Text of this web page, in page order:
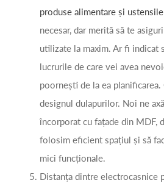
produse alimentare și
necesar, dar merită să te
utilizate la maxim. Ar fi indicat
lucrurile de care vei avea
poornești de la ea
designul dulapurilor. Noi ne
încorporat cu fațade din MDF,
folosim eficient spațiul și să
mici funcționale.
Distanța dintre electrocasnice